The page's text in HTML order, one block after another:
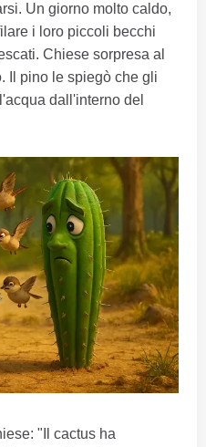
Un giorno molto caldo,
i loro piccoli becchi
Chiese sorpresa al
Il pino le spiegò che gli
dall'interno del
"Il cactus ha